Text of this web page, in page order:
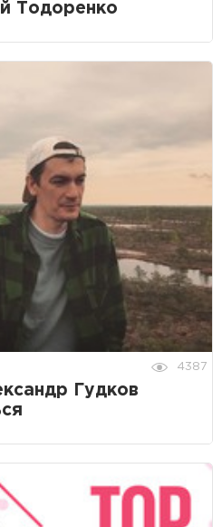
Тодоренко
4387
Гудков